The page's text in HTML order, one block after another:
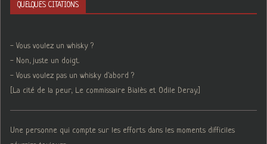
QUELQUES CITATIONS
- Vous voulez un whisky ?
- Non, juste un doigt.
- Vous voulez pas un whisky d'abord ?
[La cité de la peur, Le commissaire Bialès et Odile Deray.]
Une personne qui compte sur les efforts dans les moments difficiles